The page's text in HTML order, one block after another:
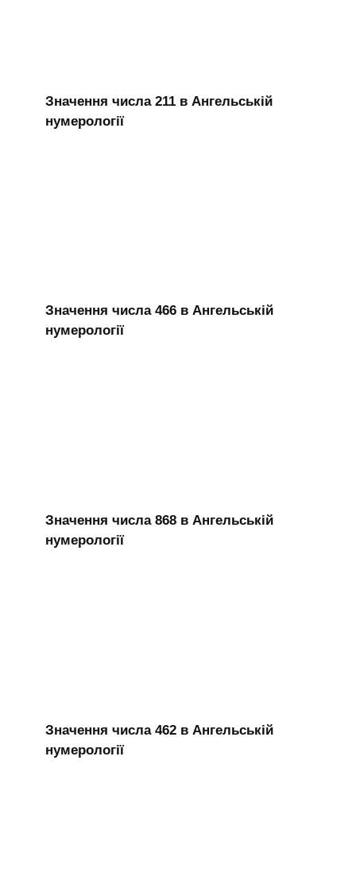
Значення числа 211 в Ангельській
нумерології
Значення числа 466 в Ангельській
нумерології
Значення числа 868 в Ангельській
нумерології
Значення числа 462 в Ангельській
нумерології